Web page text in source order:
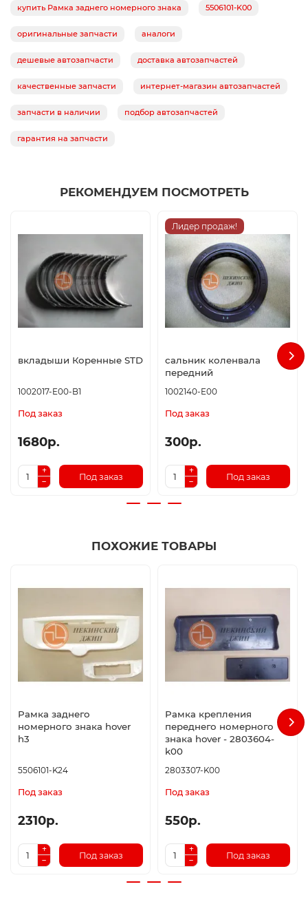
купить Рамка заднего номерного знака 5506101-K00
оригинальные запчасти аналоги
дешевые автозапчасти доставка автозапчастей
качественные запчасти интернет-магазин автозапчастей
запчасти в наличии подбор автозапчастей
гарантия на запчасти
РЕКОМЕНДУЕМ ПОСМОТРЕТЬ
вкладыши Коренные STD
1002017-E00-B1
Под заказ
1680р.
Под заказ
Лидер продаж!
сальник коленвала
передний
1002140-E00
Под заказ
300р.
Под заказ
ПОХОЖИЕ ТОВАРЫ
Рамка заднего
номерного знака hover
h3
5506101-K24
Под заказ
2310р.
Под заказ
Рамка крепления
переднего номерного
знака hover - 2803604-
k00
2803307-K00
Под заказ
550р.
Под заказ